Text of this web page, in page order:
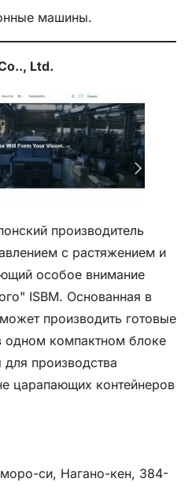
машины.
Ltd.
производитель
с растяжением и
особое внимание
ISBM. Основанная в
производить готовые
одном компактном блоке
производства
царапающих контейнеров
си, Нагано-кен, 384-